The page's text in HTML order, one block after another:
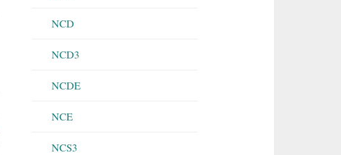
NCD
NCD3
NCDE
NCE
NCS3